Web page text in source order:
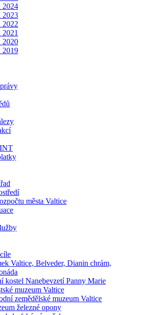
2024
2023
2022
2020
2019
města Valtice
Valtice, Belveder, Dianin chrám,
kostel Nanebevzetí Panny Marie
muzeum Valtice
zemědělské muzeum Valtice
železné opony